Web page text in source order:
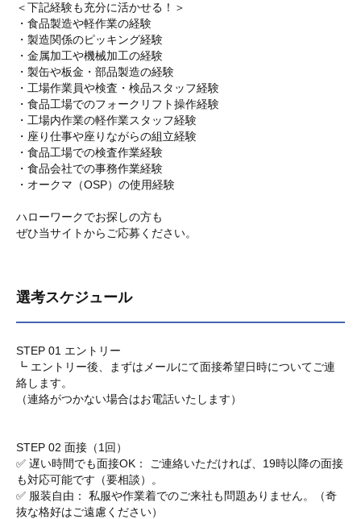
＜下記経験も充分に活かせる！＞
・食品製造や軽作業の経験
・製造関係のピッキング経験
・金属加工や機械加工の経験
・製缶や板金・部品製造の経験
・工場作業員や検査・検品スタッフ経験
・食品工場でのフォークリフト操作経験
・工場内作業の軽作業スタッフ経験
・座り仕事や座りながらの組立経験
・食品工場での検査作業経験
・食品会社での事務作業経験
・オークマ（OSP）の使用経験
ハローワークでお探しの方も
ぜひ当サイトからご応募ください。
選考スケジュール
STEP 01 エントリー
┗ エントリー後、まずはメールにて面接希望日時についてご連
絡します。
（連絡がつかない場合はお電話いたします）
STEP 02 面接（1回）
✅ 遅い時間でも面接OK： ご連絡いただければ、19時以降の面接
も対応可能です（要相談）。
✅ 服装自由： 私服や作業着でのご来社も問題ありません。（奇
抜な格好はご遠慮ください）